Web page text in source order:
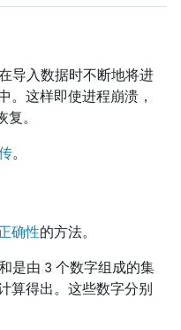
导入数据时不断地将进
。这样即使进程崩溃，
。
。
确性的方法。
是由 3 个数字组成的集
算得出。这些数字分别